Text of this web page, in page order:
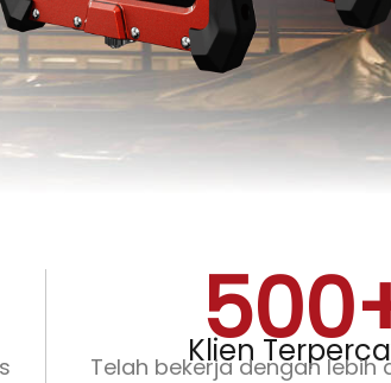
Klien
500
Telah bekerja dengan lebih